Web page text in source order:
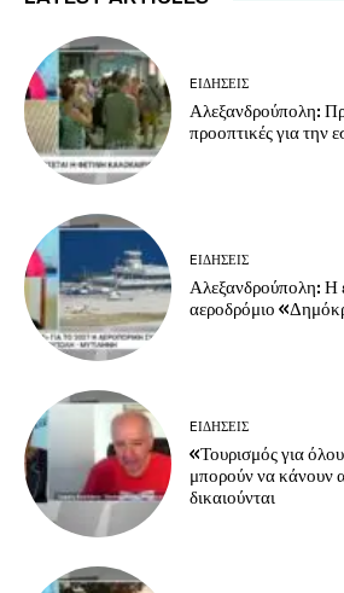
EΙΔΗΣΕΙΣ
Αλεξανδρούπολη:
προοπτικές για την
EΙΔΗΣΕΙΣ
Αλεξανδρούπολη: Η
αεροδρόμιο
EΙΔΗΣΕΙΣ
«Τουρισμός για
μπορούν να κάνουν
δικαιούνται